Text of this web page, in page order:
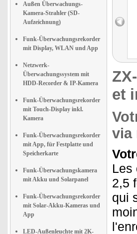
Außen Überwachungs-
Kamera-Strahler (SD-
Aufzeichnung)
Funk-Überwachungsrekorder
mit Display, WLAN und App
Netzwerk-
Überwachungssystem mit
HDD-Recorder & IP-Kamera
Funk-Überwachungsrekorder
mit Touch-Display inkl.
Kamera
Funk-Überwachungsrekorder
mit App, für Festplatte und
Speicherkarte
Funk-Überwachungskamera
mit Akku und Solarpanel
Funk-Überwachungsrekorder
mit Solar-Akku-Kameras und
App
LED-Außenleuchte mit 2K-
et
via
Les
2,5
qui